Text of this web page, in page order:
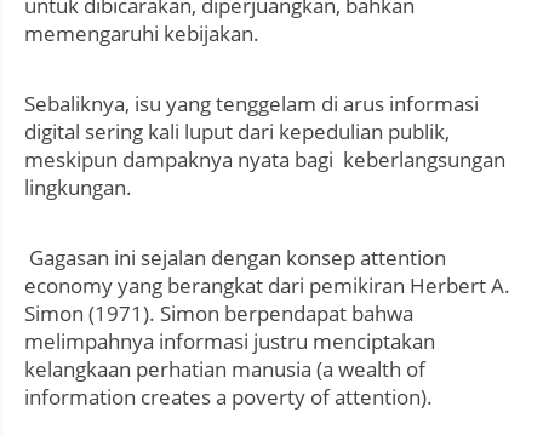
memengaruhi kebijakan.
Sebaliknya, isu yang tenggelam di arus informasi
digital sering kali luput dari kepedulian publik,
meskipun dampaknya nyata bagi keberlangsungan
lingkungan.
Gagasan ini sejalan dengan konsep attention
economy yang berangkat dari pemikiran Herbert A.
Simon (1971). Simon berpendapat bahwa
melimpahnya informasi justru menciptakan
kelangkaan perhatian manusia (a wealth of
information creates a poverty of attention).